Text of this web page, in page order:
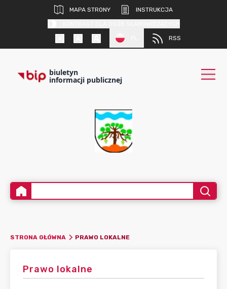
MAPA STRONY
INSTRUKCJA
RSS
biuletyn
informacji publicznej
STRONA GŁÓWNA PRAWO LOKALNE
Prawo lokalne